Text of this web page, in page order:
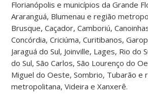
Florianópolis e municípios da Grande
Araranguá, Blumenau e região
Brusque, Caçador, Camboriú,
Concórdia, Criciúma, Curitibanos,
Jaraguá do Sul, Joinville, Lages, Rio do
do Sul, São Carlos, São Lourenço do
Miguel do Oeste, Sombrio, Tubarão e
metropolitana, Videira e Xanxerê.